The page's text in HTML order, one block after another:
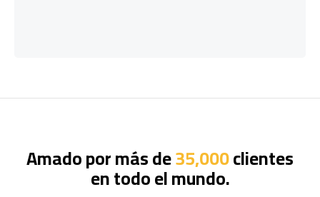
Amado por más de35,000clientes
en todo el mundo.